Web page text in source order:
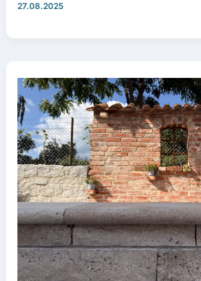
27.08.2025